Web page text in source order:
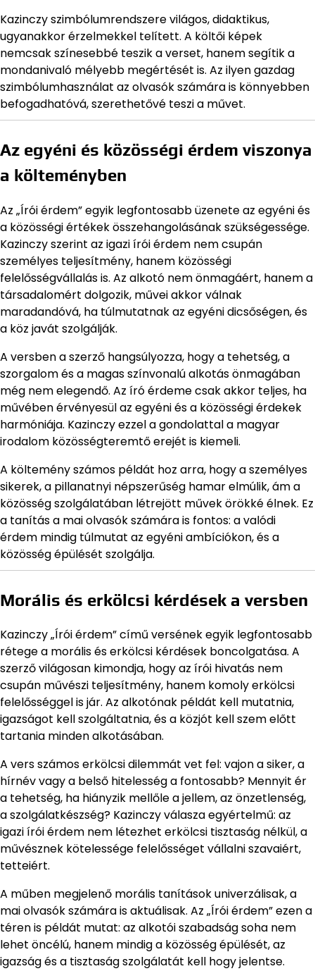
Kazinczy szimbólumrendszere világos, didaktikus,
ugyanakkor érzelmekkel telített. A költői képek
nemcsak színesebbé teszik a verset, hanem segítik a
mondanivaló mélyebb megértését is. Az ilyen gazdag
szimbólumhasználat az olvasók számára is könnyebben
befogadhatóvá, szerethetővé teszi a művet.
Az egyéni és közösségi érdem viszonya
a költeményben
Az „Írói érdem” egyik legfontosabb üzenete az egyéni és
a közösségi értékek összehangolásának szükségessége.
Kazinczy szerint az igazi írói érdem nem csupán
személyes teljesítmény, hanem közösségi
felelősségvállalás is. Az alkotó nem önmagáért, hanem a
társadalomért dolgozik, művei akkor válnak
maradandóvá, ha túlmutatnak az egyéni dicsőségen, és
a köz javát szolgálják.
A versben a szerző hangsúlyozza, hogy a tehetség, a
szorgalom és a magas színvonalú alkotás önmagában
még nem elegendő. Az író érdeme csak akkor teljes, ha
művében érvényesül az egyéni és a közösségi érdekek
harmóniája. Kazinczy ezzel a gondolattal a magyar
irodalom közösségteremtő erejét is kiemeli.
A költemény számos példát hoz arra, hogy a személyes
sikerek, a pillanatnyi népszerűség hamar elmúlik, ám a
közösség szolgálatában létrejött művek örökké élnek. Ez
a tanítás a mai olvasók számára is fontos: a valódi
érdem mindig túlmutat az egyéni ambíciókon, és a
közösség épülését szolgálja.
Morális és erkölcsi kérdések a versben
Kazinczy „Írói érdem” című versének egyik legfontosabb
rétege a morális és erkölcsi kérdések boncolgatása. A
szerző világosan kimondja, hogy az írói hivatás nem
csupán művészi teljesítmény, hanem komoly erkölcsi
felelősséggel is jár. Az alkotónak példát kell mutatnia,
igazságot kell szolgáltatnia, és a közjót kell szem előtt
tartania minden alkotásában.
A vers számos erkölcsi dilemmát vet fel: vajon a siker, a
hírnév vagy a belső hitelesség a fontosabb? Mennyit ér
a tehetség, ha hiányzik mellőle a jellem, az önzetlenség,
a szolgálatkészség? Kazinczy válasza egyértelmű: az
igazi írói érdem nem létezhet erkölcsi tisztaság nélkül, a
művésznek kötelessége felelősséget vállalni szavaiért,
tetteiért.
A műben megjelenő morális tanítások univerzálisak, a
mai olvasók számára is aktuálisak. Az „Írói érdem” ezen a
téren is példát mutat: az alkotói szabadság soha nem
lehet öncélú, hanem mindig a közösség épülését, az
igazság és a tisztaság szolgálatát kell hogy jelentse.